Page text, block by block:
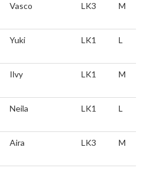
Vasco LK3 M
Yuki LK1 L
Ilvy LK1 M
Neila LK1 L
Aira LK3 M